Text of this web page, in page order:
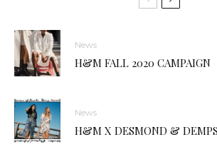
News
H&M FALL 2020 CAMPAIGN
News
H&M X DESMOND &